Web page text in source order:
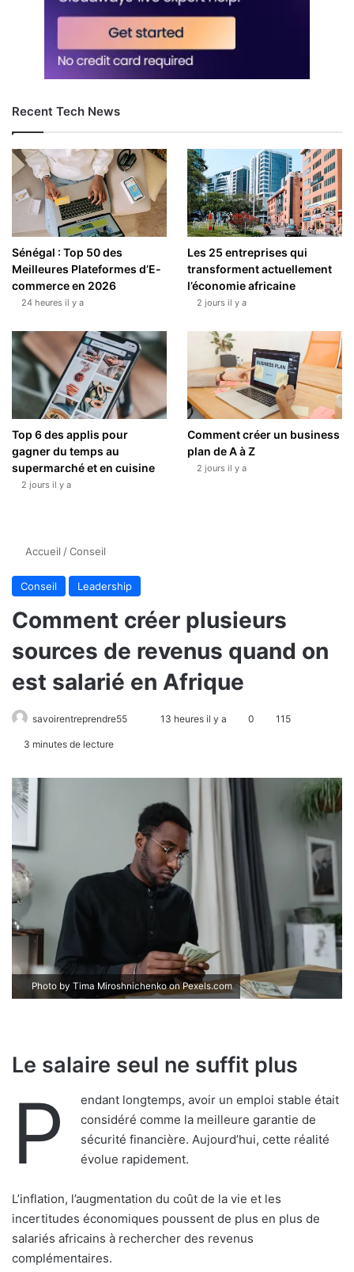
Recent Tech News
Sénégal : Top 50 des
Meilleures Plateformes d’E-
commerce en 2026
24 heures il y a
Les 25 entreprises qui
transforment actuellement
l’économie africaine
2 jours il y a
Top 6 des applis pour
gagner du temps au
supermarché et en cuisine
2 jours il y a
Comment créer un business
plan de A à Z
2 jours il y a